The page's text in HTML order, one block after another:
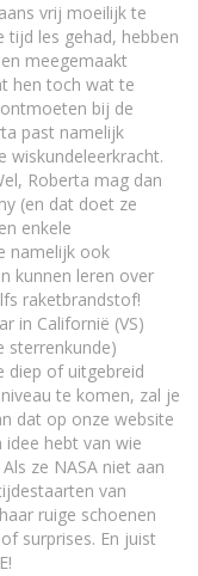
vrij moeilijk te
tijd les gehad, hebben
meegemaakt
hen toch wat te
bij de
past namelijk
wiskundeleerkracht.
Roberta mag dan
(en dat doet ze
enkele
namelijk ook
kunnen leren over
raketbrandstof!
in Californië (VS)
sterrenkunde)
diep of uitgebreid
te komen, zal je
dat op onze website
hebt van wie
ze NASA niet aan
van
ruige schoenen
surprises. En juist